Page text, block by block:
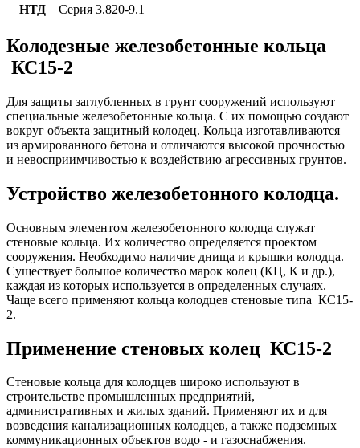
НТД
Серия 3.820-9.1
Колодезные железобетонные кольца
КС15-2
Для защиты заглубленных в грунт сооружений используют
специальные железобетонные кольца. С их помощью создают
вокруг объекта защитный колодец. Кольца изготавливаются
из армированного бетона и отличаются высокой прочностью
и невосприимчивостью к воздействию агрессивных грунтов.
Устройство железобетонного колодца.
Основным элементом железобетонного колодца служат
стеновые кольца. Их количество определяется проектом
сооружения. Необходимо наличие днища и крышки колодца.
Существует большое количество марок колец (КЦ, К и др.),
каждая из которых используется в определенных случаях.
Чаще всего применяют кольца колодцев стеновые типа КС15-
2.
Применение стеновых колец КС15-2
Стеновые кольца для колодцев широко используют в
строительстве промышленных предприятий,
административных и жилых зданий. Применяют их и для
возведения канализационных колодцев, а также подземных
коммуникационных объектов водо - и газоснабжения.